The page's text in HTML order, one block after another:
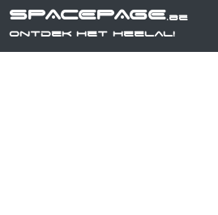
SPACEPAGE.be
Ontdek het heelal!